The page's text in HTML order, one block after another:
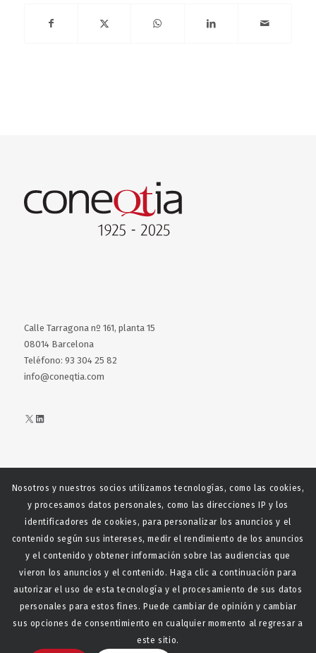
Calle Tarragona nº 161, planta 15
08014 Barcelona
Teléfono: 93 304 25 82
info@coneqtia.com
X LinkedIn
Web realizada con el patrocinio del Centro Español del Centro
Español de Derechos Reprofráficos
Nosotros y nuestros socios utilizamos tecnologías, como las cookies,
y procesamos datos personales, como las direcciones IP y los
identificadores de cookies, para personalizar los anuncios y el
contenido según sus intereses, medir el rendimiento de los anuncios
y el contenido y obtener información sobre las audiencias que
vieron los anuncios y el contenido. Haga clic a continuación para
autorizar el uso de esta tecnología y el procesamiento de sus datos
personales para estos fines. Puede cambiar de opinión y cambiar
sus opciones de consentimiento en cualquier momento al regresar a
este sitio.